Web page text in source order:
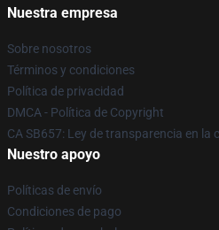
Nuestra empresa
Sobre nosotros
Términos y condiciones
Política de privacidad
DMCA - Política de Copyright
CA SB657: Ley de transparencia en la
Nuestro apoyo
Políticas de envío
Condiciones de pago